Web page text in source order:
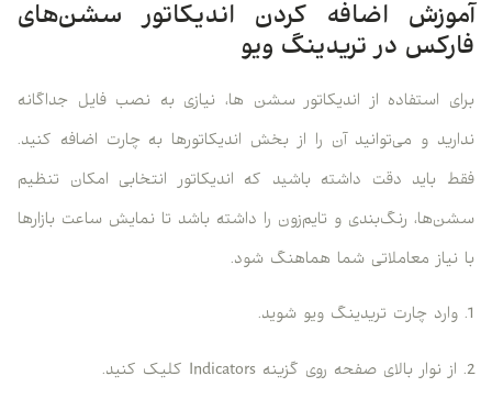
آموزش اضافه کردن اندیکاتور سشن‌های
فارکس در تریدینگ ویو
برای استفاده از اندیکاتور سشن ها، نیازی به نصب فایل جداگانه
ندارید و می‌توانید آن را از بخش اندیکاتورها به چارت اضافه کنید.
فقط باید دقت داشته باشید که اندیکاتور انتخابی امکان تنظیم
سشن‌ها، رنگ‌بندی و تایم‌زون را داشته باشد تا نمایش ساعت بازارها
با نیاز معاملاتی شما هماهنگ شود.
1. وارد چارت تریدینگ ویو شوید.
2. از نوار بالای صفحه روی گزینه Indicators کلیک کنید.